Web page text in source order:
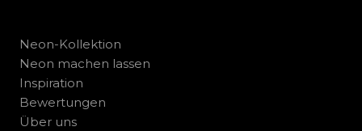
Neon-Kollektion
Neon machen lassen
Inspiration
Bewertungen
Über uns